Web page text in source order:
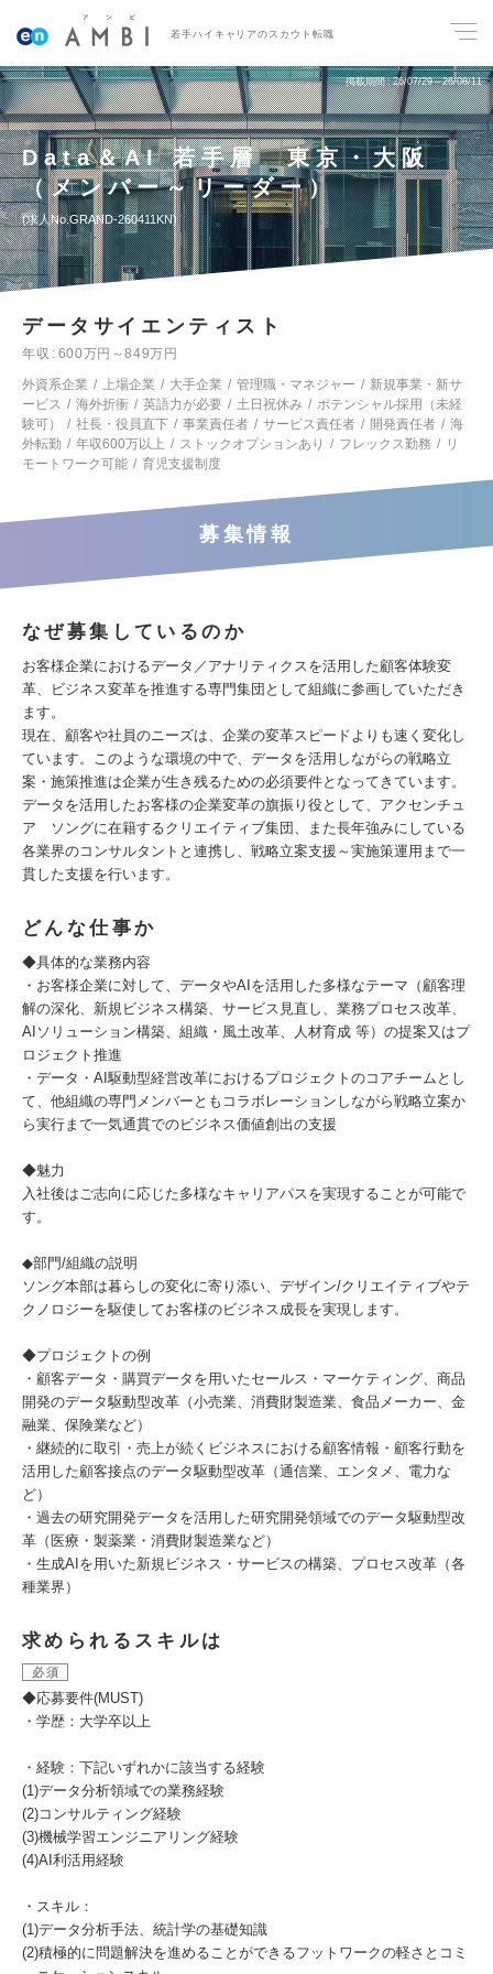
若手ハイキャリアのスカウト転職
掲載期間 26/07/29～26/08/11
Data＆AI 若手層 東京・大阪
（メンバー～リーダー）
求人No.GRAND-260411KN
データサイエンティスト
年収
600万円～849万円
外資系企業
上場企業 大手企業 管理職・マネジャー
新規事業・新サ
ービス
海外折衝 英語力が必要 土日祝休み
ポテンシャル採用（未経
験可）
社長・役員直下 事業責任者 サービス責任者 開発責任者
海
外転勤
年収600万以上 ストックオプションあり フレックス勤務
リ
モートワーク可能
育児支援制度
募集情報
なぜ募集しているのか
お客様企業におけるデータ／アナリティクスを活用した顧客体験変
革、ビジネス変革を推進する専門集団として組織に参画していただき
ます。
現在、顧客や社員のニーズは、企業の変革スピードよりも速く変化し
ています。このような環境の中で、データを活用しながらの戦略立
案・施策推進は企業が生き残るための必須要件となってきています。
データを活用したお客様の企業変革の旗振り役として、アクセンチュ
ア ソングに在籍するクリエイティブ集団、また長年強みにしている
各業界のコンサルタントと連携し、戦略立案支援～実施策運用まで一
貫した支援を行います。
どんな仕事か
◆具体的な業務内容
・お客様企業に対して、データやAIを活用した多様なテーマ（顧客理
解の深化、新規ビジネス構築、サービス見直し、業務プロセス改革、
AIソリューション構築、組織・風土改革、人材育成 等）の提案又はプ
ロジェクト推進
・データ・AI駆動型経営改革におけるプロジェクトのコアチームとし
て、他組織の専門メンバーともコラボレーションしながら戦略立案か
ら実行まで一気通貫でのビジネス価値創出の支援
◆魅力
入社後はご志向に応じた多様なキャリアパスを実現することが可能で
す。
◆部門/組織の説明
ソング本部は暮らしの変化に寄り添い、デザイン/クリエイティブやテ
クノロジーを駆使してお客様のビジネス成長を実現します。
◆プロジェクトの例
・顧客データ・購買データを用いたセールス・マーケティング、商品
開発のデータ駆動型改革（小売業、消費財製造業、食品メーカー、金
融業、保険業など）
・継続的に取引・売上が続くビジネスにおける顧客情報・顧客行動を
活用した顧客接点のデータ駆動型改革（通信業、エンタメ、電力な
ど）
・過去の研究開発データを活用した研究開発領域でのデータ駆動型改
革（医療・製薬業・消費財製造業など）
・生成AIを用いた新規ビジネス・サービスの構築、プロセス改革（各
種業界）
求められるスキルは
必須
◆応募要件(MUST)
・学歴：大学卒以上
・経験：下記いずれかに該当する経験
(1)データ分析領域での業務経験
(2)コンサルティング経験
(3)機械学習エンジニアリング経験
(4)AI利活用経験
・スキル：
(1)データ分析手法、統計学の基礎知識
(2)積極的に問題解決を進めることができるフットワークの軽さとコミ